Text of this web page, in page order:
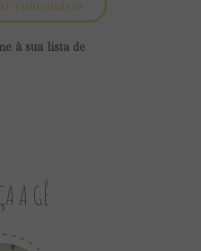
à sua lista de
A GÊ